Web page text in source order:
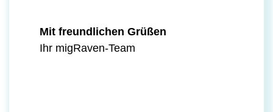
Mit freundlichen Grüßen
Ihr migRaven-Team